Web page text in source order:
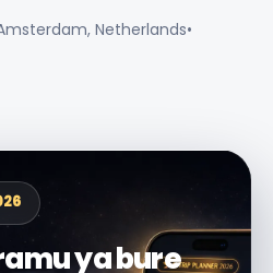
Netherlands•
ya bure